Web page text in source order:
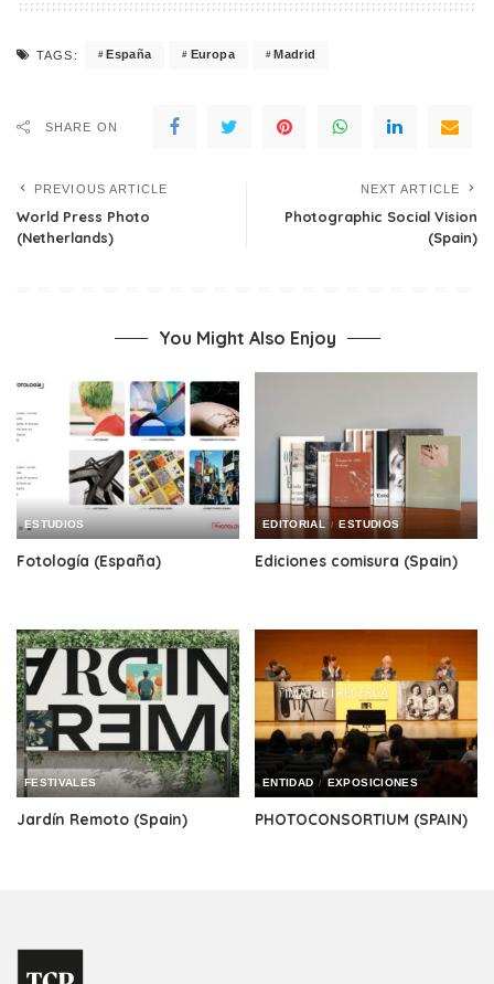
TAGS: España Europa Madrid
SHARE ON
PREVIOUS ARTICLE
World Press Photo
(Netherlands)
NEXT ARTICLE
Photographic Social Vision
(Spain)
You Might Also Enjoy
ESTUDIOS
Fotología (España)
EDITORIAL ESTUDIOS
Ediciones comisura (Spain)
FESTIVALES
Jardín Remoto (Spain)
ENTIDAD EXPOSICIONES
PHOTOCONSORTIUM (SPAIN)